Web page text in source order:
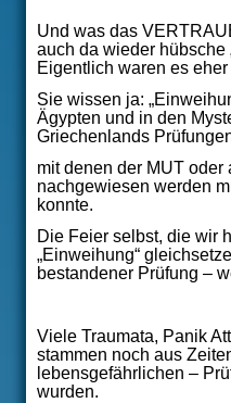
Und was das
auch da wieder hübsche
Eigentlich waren es eher
Sie wissen ja:
Ägypten und in den
Griechenlands
mit denen der MUT
nachgewiesen werden
konnte.
Die Feier selbst, die wir
„Einweihung“
bestandener Prüfung –
Viele Traumata, Panik
stammen noch aus
lebensgefährlichen –
wurden.